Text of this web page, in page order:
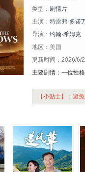
类型： 剧情片
主演： 特雷弗·多诺
导演： 约翰·希姆克
地区：美国
更新时间：2026/6/
主要剧情：一位性
【小贴士】：避